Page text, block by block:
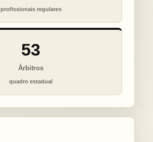
profissionais regulares
53
Árbitros
quadro estadual